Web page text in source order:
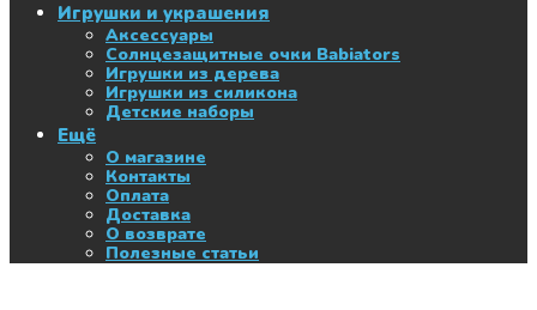
Игрушки и украшения
Аксессуары
Солнцезащитные очки Babiators
Игрушки из дерева
Игрушки из силикона
Детские наборы
Ещё
О магазине
Контакты
Оплата
Доставка
О возврате
Полезные статьи